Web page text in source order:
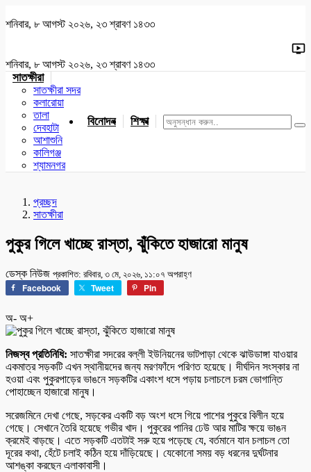
শনিবার, ৮ আগস্ট ২০২৬, ২৩ শ্রাবণ ১৪৩৩
শনিবার, ৮ আগস্ট ২০২৬, ২৩ শ্রাবণ ১৪৩৩
সাতক্ষীরা
সাতক্ষীরা সদর
কলারোয়া
তালা
দেবহাটা
আশাশুনি
কালিগঞ্জ
শ্যামনগর
বিনোদন শিক্ষা খেলাধুলা জাতীয় যশোর
প্রচ্ছদ
সাতক্ষীরা
পুকুর গিলে খাচ্ছে রাস্তা, ঝুঁকিতে হাজারো মানুষ
ডেস্ক নিউজ প্রকাশিত: রবিবার, ৩ মে, ২০২৬, ১১:০৭ অপরাহ্ণ
Facebook Tweet Pin
অ- অ+
নিজস্ব প্রতিনিধি: সাতক্ষীরা সদরের বল্লী ইউনিয়নের ভাটপাড়া থেকে ঝাউডাঙ্গা যাওয়ার
একমাত্র সড়কটি এখন স্থানীয়দের জন্য মরণফাঁদে পরিণত হয়েছে। দীর্ঘদিন সংস্কার না
হওয়া এবং পুকুরপাড়ের ভাঙনে সড়কটির একাংশ ধসে পড়ায় চলাচলে চরম ভোগান্তি
পোহাচ্ছেন হাজারো মানুষ।
সরেজমিনে দেখা গেছে, সড়কের একটি বড় অংশ ধসে গিয়ে পাশের পুকুরে বিলীন হয়ে
গেছে। সেখানে তৈরি হয়েছে গভীর খাদ। পুকুরের পানির ঢেউ আর মাটির ক্ষয়ে ভাঙন
ক্রমেই বাড়ছে। এতে সড়কটি এতটাই সরু হয়ে পড়েছে যে, বর্তমানে যান চলাচল তো
দূরের কথা, হেঁটে চলাই কঠিন হয়ে দাঁড়িয়েছে। যেকোনো সময় বড় ধরনের দুর্ঘটনার
আশঙ্কা করছেন এলাকাবাসী।